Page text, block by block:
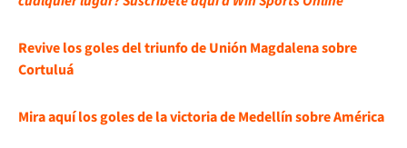
Revive los goles del triunfo de Unión Magdalena sobre
Cortuluá
Mira aquí los goles de la victoria de Medellín sobre América